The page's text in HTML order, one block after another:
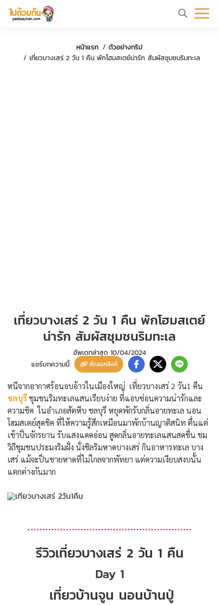
หน้า
แรกท่อง เที่ยวอย่าง
หน้าแรก
ตัวอย่างทริป
เที่ยวบางเสร่ 2 วัน 1 คืน พักโฮมสเตย์น่ารัก สัมผัสชุมชนริมทะเล
เที่ยวบางเสร่ 2 วัน 1 คืน พักโฮมสเตย์
น่ารัก สัมผัสชุมชนริมทะเล
อัพเดทล่าสุด 10/04/2024
แชร์บทความนี้
คัดลอกลิงค์
หนีจากอากาศร้อนอบอ้าวในเมืองใหญ่ เที่ยวบางเสร่ 2 วัน1 คืน
ชลบุรีชุมชนริมทะเลแสนเรียบง่าย ที่แอบซ่อนความน่ารักและ
ความชิค ในอำเภอสัตหีบ ชลบุรี หยุดพักรับกลิ่นอายทะเล นอน
โฮมสเตย์สุดชิค ที่ให้ความรู้สึกเหมือนมาพักบ้านญาติสนิท ตื่นแต่
เช้าปั่นจักรยาน รับแสงแดดอ่อน สูดกลิ่นอายทะเลแสนสดชื่น ชม
วิถีชุมชนประมงริมฝั่ง นั่งชิลริมหาดบางเสร่ กินอาหารทะเล บาง
เสร่ แม้จะป็นชายหาดที่ไม่ไกลจากพัทยา แต่ความเงียบสงบนั้น
แตกต่างกันมาก
รีวิวเที่ยวบางเสร่ 2 วัน 1 คืน
Day 1
เที่ยวบ้านจูน นอนบ้านปู่